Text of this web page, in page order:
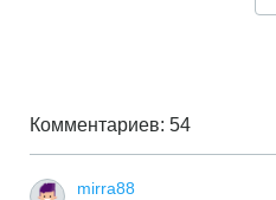
Комментариев: 54
mirra88